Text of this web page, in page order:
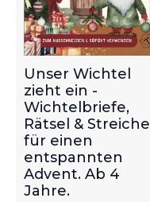
Unser Wichtel
zieht ein -
Wichtelbriefe,
Rätsel & Streiche
für einen
entspannten
Advent. Ab 4
Jahre.